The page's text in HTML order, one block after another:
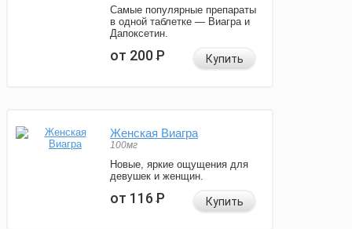
Самые популярные препараты
в одной таблетке — Виагра и
Дапоксетин.
от 200Р Купить
Женская Виагра
100мг
Новые, яркие ощущения для
девушек и женщин.
от 116Р Купить